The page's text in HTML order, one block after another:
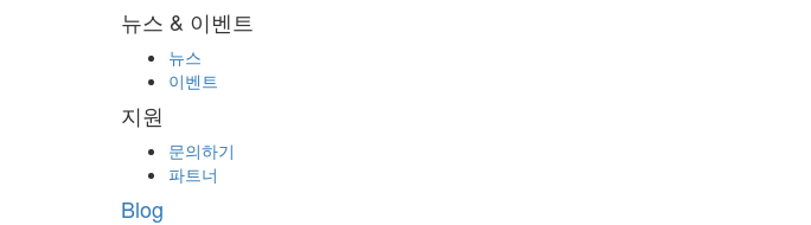
뉴스 & 이벤트
뉴스
이벤트
지원
문의하기
파트너
Blog